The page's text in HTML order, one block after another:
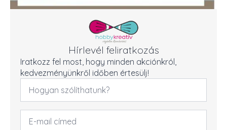
Hírlevél feliratkozás
Iratkozz fel most, hogy minden akciónkról,
kedvezményünkről időben értesülj!
Név
Email
cím